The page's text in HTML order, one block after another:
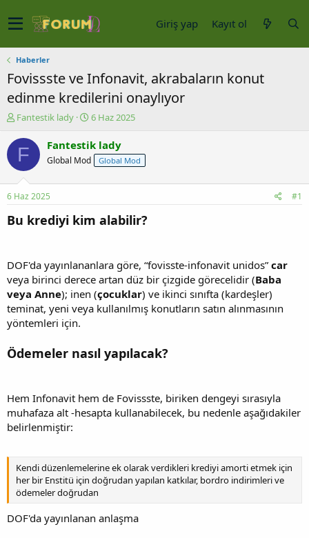
Giriş yap Kayıt ol
Haberler
Fovissste ve Infonavit, akrabaların konut
edinme kredilerini onaylıyor
K
n
u
y
b
a
ş
l
a
n
Fantestik lady
B
ş
l
a
ç
t
i
h
6 Haz 2025
F Fantestik lady
Global Mod Global Mod
6 Haz 2025 #1
Bu krediyi kim alabilir?
DOF'da yayınlananlara göre, “fovisste-infonavit unidos” car
veya birinci derece artan düz bir çizgide görecelidir (Baba
veya Anne); inen (çocuklar) ve ikinci sınıfta (kardeşler)
teminat, yeni veya kullanılmış konutların satın alınmasının
yöntemleri için.
Ödemeler nasıl yapılacak?
Hem Infonavit hem de Fovissste, biriken dengeyi sırasıyla
muhafaza alt -hesapta kullanabilecek, bu nedenle aşağıdakiler
belirlenmiştir:
Kendi düzenlemelerine ek olarak verdikleri krediyi amorti etmek için
her bir Enstitü için doğrudan yapılan katkılar, bordro indirimleri ve
ödemeler doğrudan
DOF'da yayınlanan anlaşma